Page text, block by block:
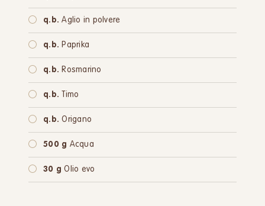
q.b. Aglio in polvere
q.b. Paprika
q.b. Rosmarino
q.b. Timo
q.b. Origano
500 g Acqua
30 g Olio evo